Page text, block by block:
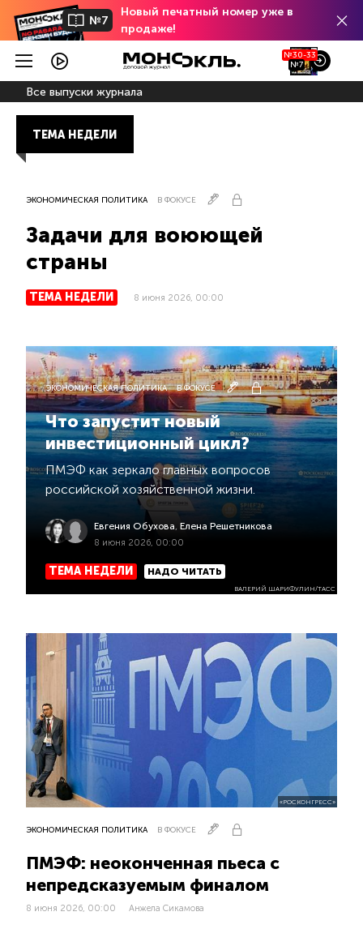
№7
Новый печатный номер уже в
продаже!
№30-33
№7
Все выпуски журнала
ТЕМА НЕДЕЛИ
ЭКОНОМИЧЕСКАЯ ПОЛИТИКА В ФОКУСЕ
Задачи для воюющей
страны
ТЕМА НЕДЕЛИ 8 июня 2026, 00:00
ЭКОНОМИЧЕСКАЯ ПОЛИТИКА В ФОКУСЕ
Что запустит новый
инвестиционный цикл?
ПМЭФ как зеркало главных вопросов
российской хозяйственной жизни.
Евгения Обухова, Елена Решетникова
8 июня 2026, 00:00
ТЕМА НЕДЕЛИ НАДО ЧИТАТЬ
ВАЛЕРИЙ ШАРИФУЛИН/ТАСС
ЭКОНОМИЧЕСКАЯ ПОЛИТИКА В ФОКУСЕ
ПМЭФ: неоконченная пьеса с
непредсказуемым финалом
8 июня 2026, 00:00 Анжела Сикамова
«РОСКОНГРЕСС»